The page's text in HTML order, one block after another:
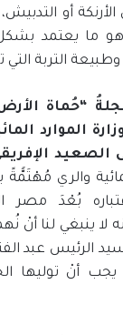
أو
وهو ما يعتمد
وطبيعة التربة
“حُماة
الموارد
الصعيد
والري مُهْتَمًّةً
بُعْدَ مصر
لا ينبغي لنا أنْ
الرئيس عبد
يجب أنْ توليها